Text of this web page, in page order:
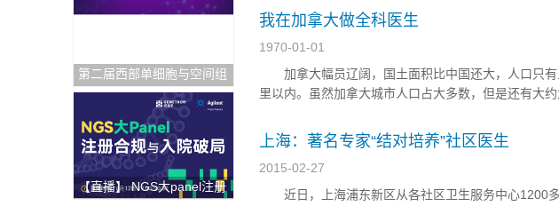
第二届西部单细胞与空间组
学论坛
【直播】 NGS大panel注册
喉科、眼科，皮肤科，以及专家门诊。专家门诊主要由
我在加拿大做全科医生
1970-01-01
加拿大幅员辽阔，国土面积比中国还大，人口只有
里以内。虽然加拿大城市人口占大多数，但是还有
北部的...
上海：著名专家“结对培养”社区医生
2015-02-27
近日，上海浦东新区从各社区卫生服务中心1200